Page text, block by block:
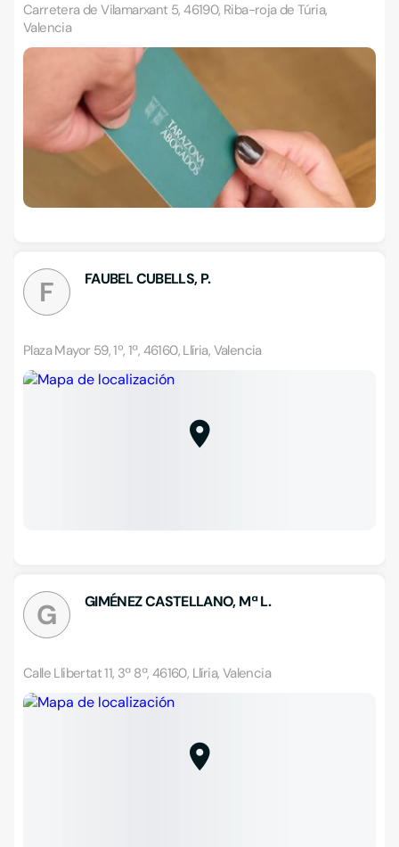
Carretera de Vilamarxant 5, 46190, Riba-roja de Túria,
Valencia
F FAUBEL CUBELLS, P.
Plaza Mayor 59, 1º, 1ª, 46160, Llíria, Valencia
G GIMÉNEZ CASTELLANO, Mª L.
Calle Llibertat 11, 3ª 8ª, 46160, Llíria, Valencia